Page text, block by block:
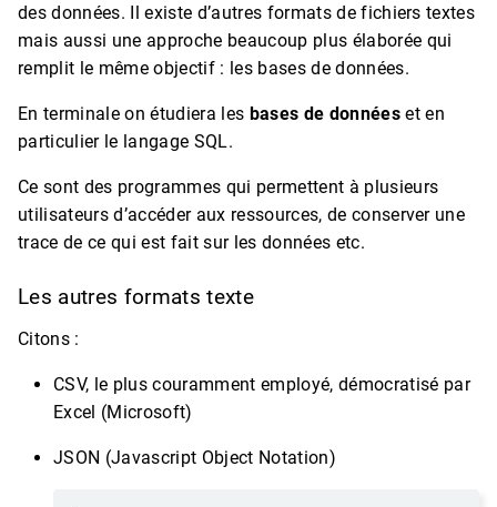
des données. Il existe d’autres formats de fichiers textes
mais aussi une approche beaucoup plus élaborée qui
remplit le même objectif : les bases de données.
En terminale on étudiera les bases de donnéeset en
particulier le langage SQL.
Ce sont des programmes qui permettent à plusieurs
utilisateurs d’accéder aux ressources, de conserver une
trace de ce qui est fait sur les données etc.
Les autres formats texte
Citons :
CSV, le plus couramment employé, démocratisé par
Excel (Microsoft)
JSON (Javascript Object Notation)